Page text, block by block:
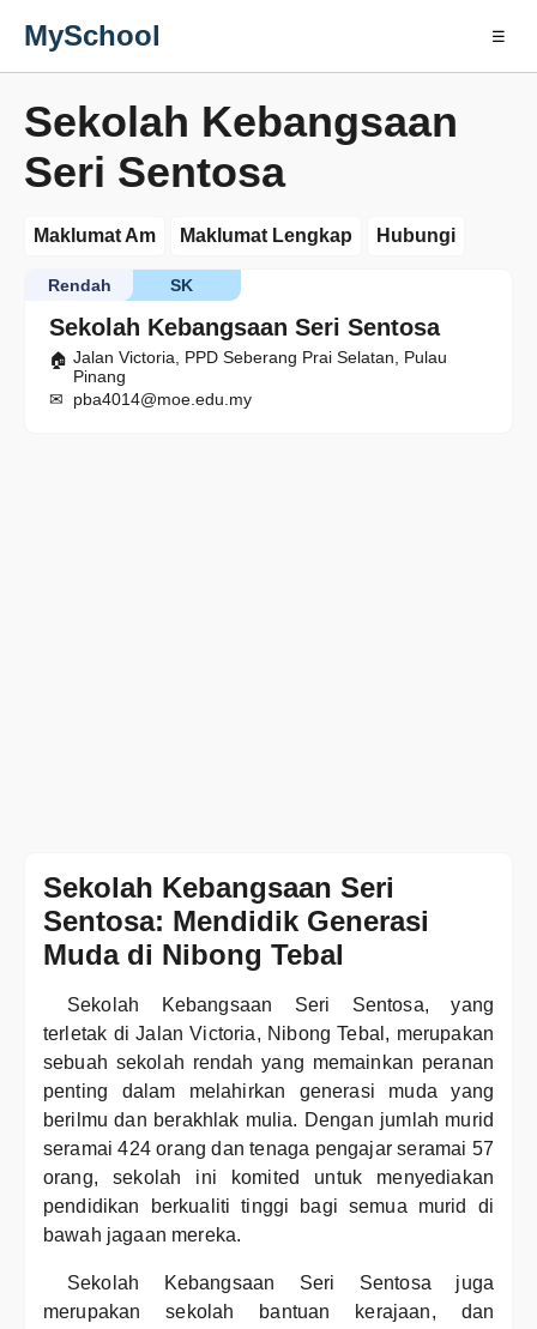
MySchool ☰
Sekolah Kebangsaan
Seri Sentosa
Maklumat Am Maklumat Lengkap Hubungi
Sekolah Kebangsaan Seri Sentosa
SK
Rendah
Jalan Victoria, PPD Seberang Prai Selatan, Pulau
Pinang
pba4014@moe.edu.my
Sekolah Kebangsaan Seri
Sentosa: Mendidik Generasi
Muda di Nibong Tebal
Sekolah Kebangsaan Seri Sentosa, yang
terletak di Jalan Victoria, Nibong Tebal, merupakan
sebuah sekolah rendah yang memainkan peranan
penting dalam melahirkan generasi muda yang
berilmu dan berakhlak mulia. Dengan jumlah murid
seramai 424 orang dan tenaga pengajar seramai 57
orang, sekolah ini komited untuk menyediakan
pendidikan berkualiti tinggi bagi semua murid di
bawah jagaan mereka.
Sekolah Kebangsaan Seri Sentosa juga
merupakan sekolah bantuan kerajaan, dan